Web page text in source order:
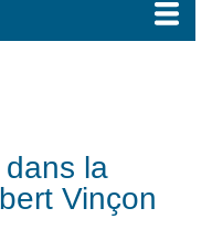
la
Vinçon